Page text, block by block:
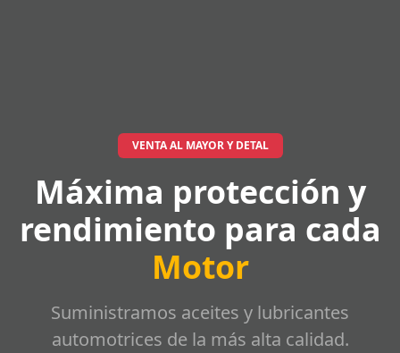
VENTA AL MAYOR Y DETAL
Máxima protección y
rendimiento para cada
Motor
Suministramos aceites y lubricantes
automotrices de la más alta calidad.